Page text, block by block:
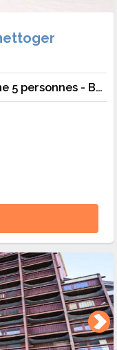
Studio vue montagne + mezzanine 5 personnes - Budget - 5 pers. - 30m2 - TV - Animaux admis